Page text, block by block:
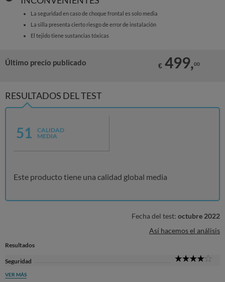
La seguridad en caso de choque frontal es solo media
La silla presenta cierto riesgo de error de instalación
El tejido tiene sustancias tóxicas
Último precio publicado € 499,00
RESULTADOS DEL TEST
51
CALIDAD
MEDIA
Este producto tiene una calidad global media
Fecha del test: octubre 2022
Así hacemos el análisis
Resultados
Seguridad
VER MÁS